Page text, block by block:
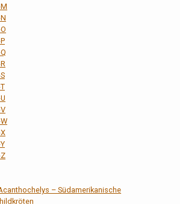
– Südamerikanische